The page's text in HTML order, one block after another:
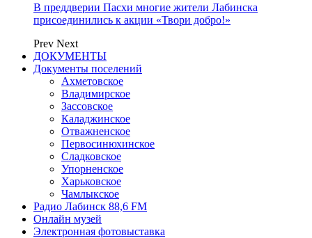
В преддверии Пасхи многие жители Лабинска
присоединились к акции «Твори добро!»
Prev Next
ДОКУМЕНТЫ
Документы поселений
Ахметовское
Владимирское
Зассовское
Каладжинское
Отважненское
Первосинюхинское
Сладковское
Упорненское
Харьковское
Чамлыкское
Радио Лабинск 88,6 FM
Онлайн музей
Электронная фотовыставка